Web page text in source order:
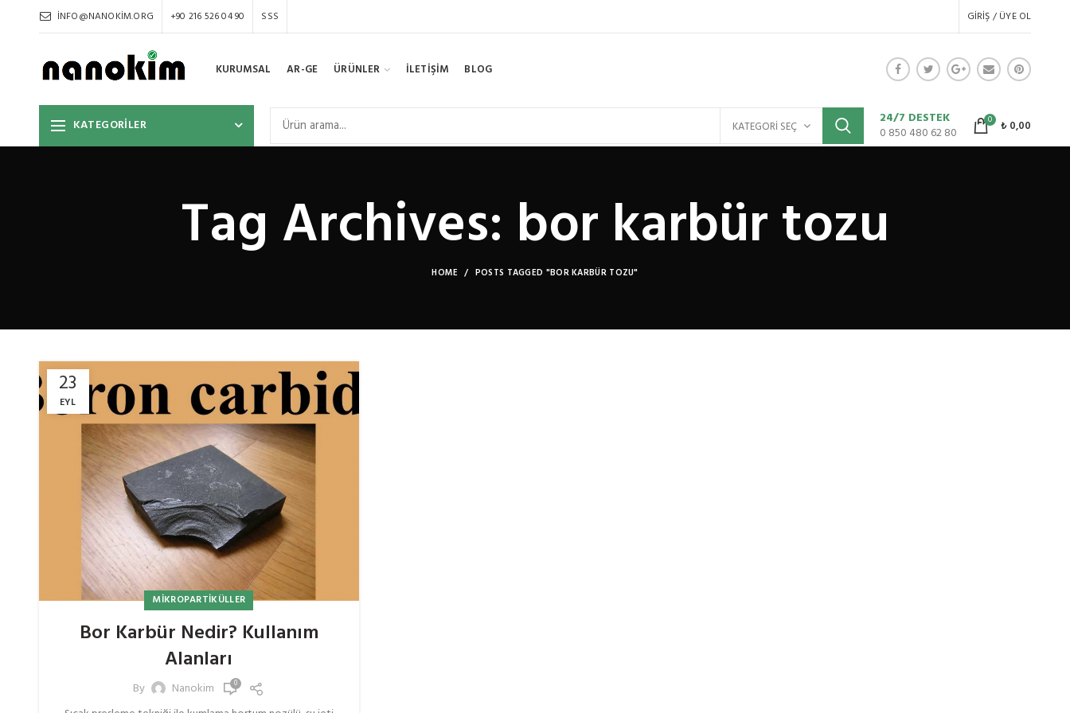
INFO@NANOKIM.ORG +90 216 526 04 90 SSS GIRIŞ / ÜYE OL
KURUMSAL AR-GE ÜRÜNLER İLETİŞİM BLOG
KATEGORİLER KATEGORI SEÇ
24/7 DESTEK
0 850 480 62 80
0 ₺0,00
Tag Archives: bor karbür tozu
HOME POSTS TAGGED "BOR KARBÜR TOZU"
23
EYL
MIKROPARTIKÜLLER
Bor Karbür Nedir? Kullanım
Alanları
By Nanokim 0